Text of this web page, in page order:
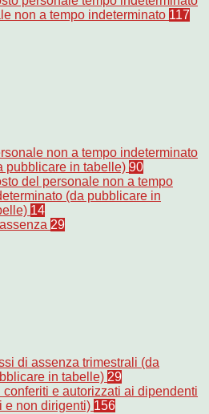
non a tempo indeterminato 117
non a tempo indeterminato
pubblicare in tabelle) 90
del personale non a tempo
(da pubblicare in
14
29
di assenza trimestrali (da
in tabelle) 29
conferiti e autorizzati ai dipendenti
e non dirigenti) 156